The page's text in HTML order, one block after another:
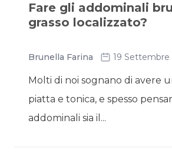
Fare gli addominali
grasso localizzato?
Brunella Farina 19 Settembre
Molti di noi sognano di avere
piatta e tonica, e spesso
addominali sia il...